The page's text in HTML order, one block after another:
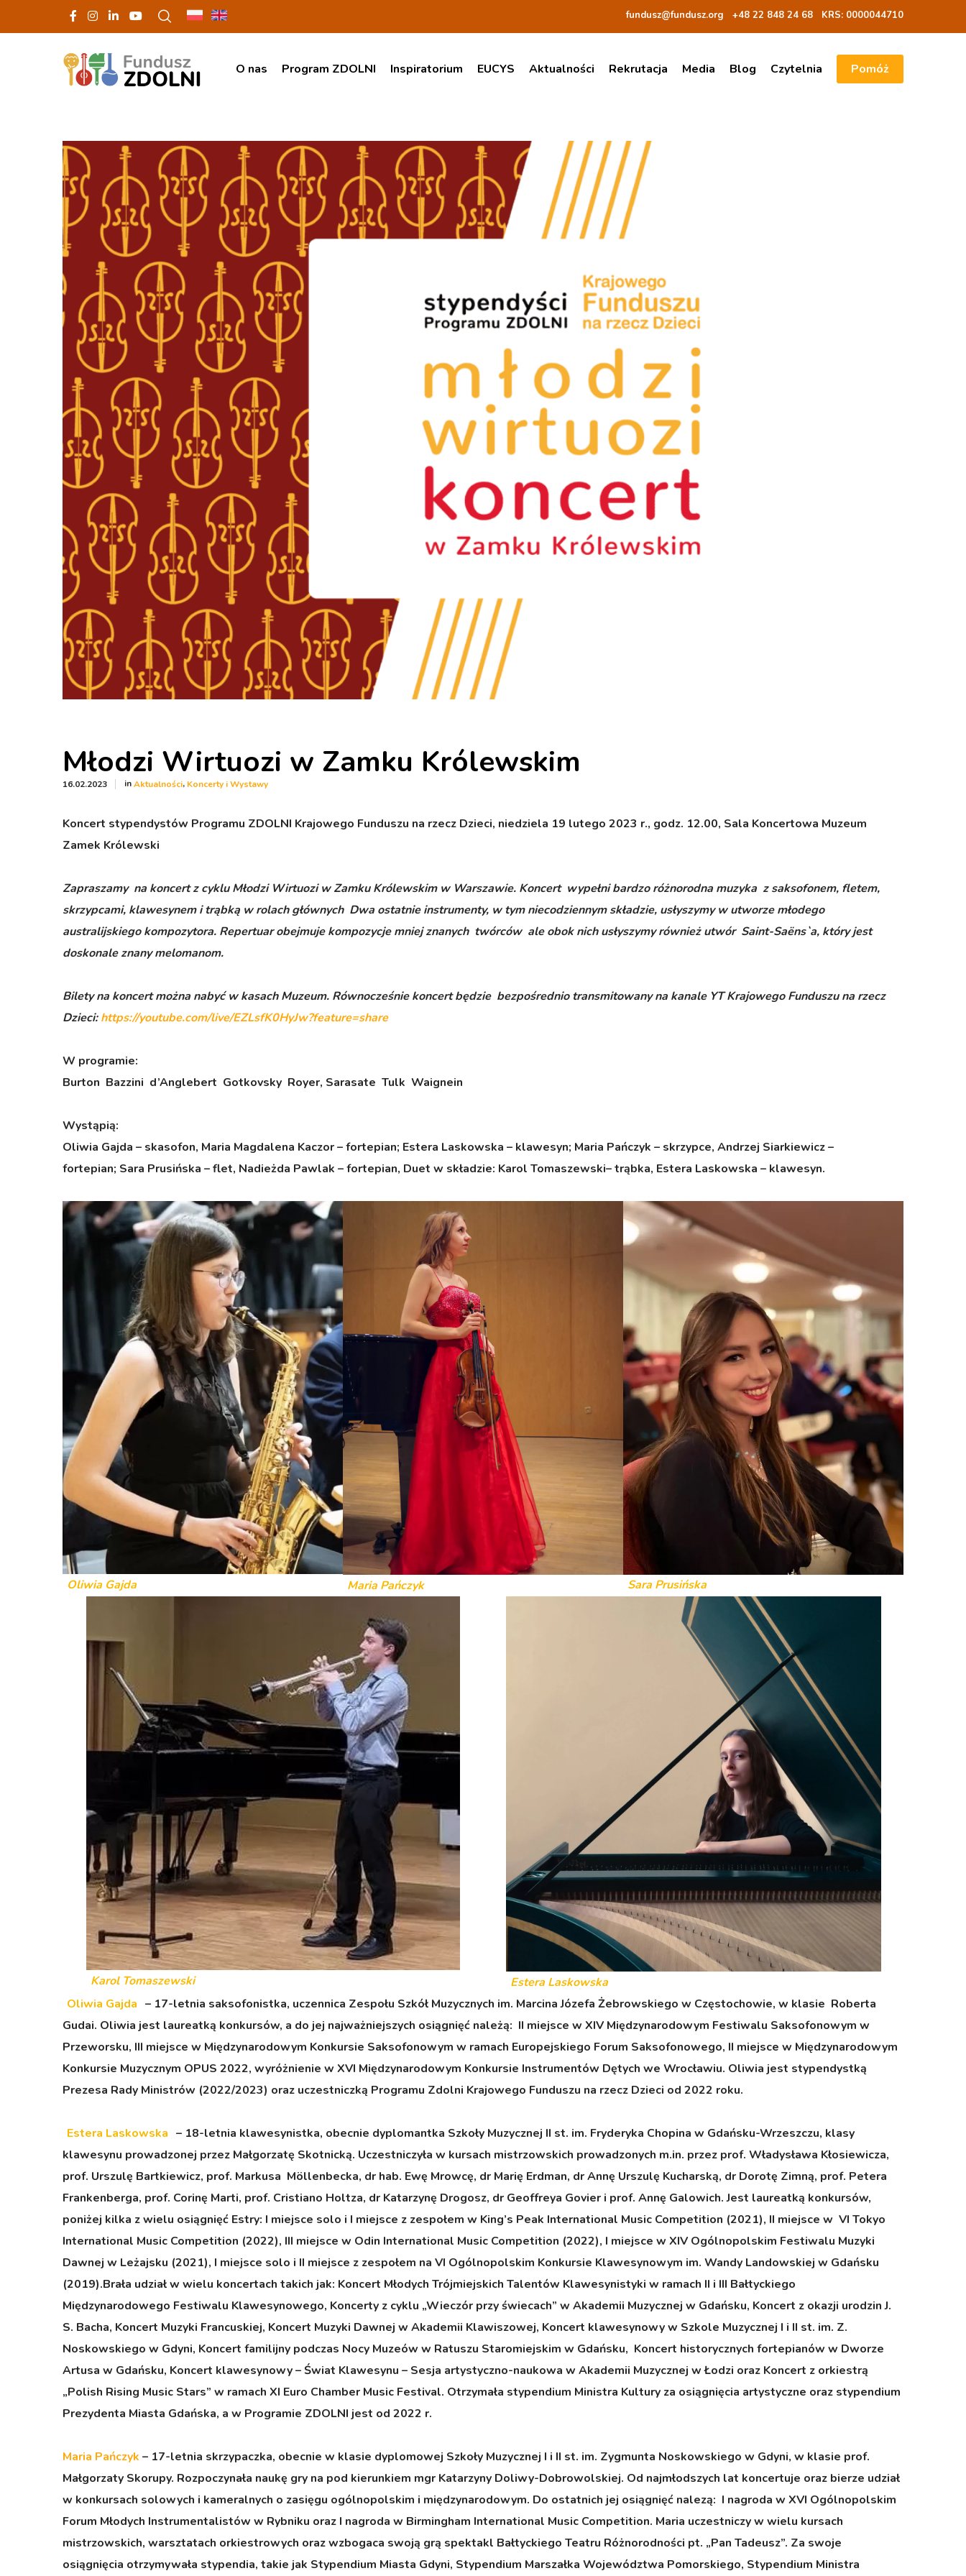
fundusz@fundusz.org +48 22 848 24 68 KRS: 0000044710
O nas Program ZDOLNI Inspiratorium EUCYS Aktualności Rekrutacja Media Blog Czytelnia Pomóż
Młodzi Wirtuozi w Zamku Królewskim
16.02.2023 inAktualności, Koncerty i Wystawy
Koncert stypendystów Programu ZDOLNI Krajowego Funduszu na rzecz Dzieci, niedziela 19 lutego 2023 r., godz. 12.00, Sala Koncertowa Muzeum
Zamek Królewski
Zapraszamy na koncert z cyklu Młodzi Wirtuozi w Zamku Królewskim w Warszawie. Koncert wypełni bardzo różnorodna muzyka z saksofonem, fletem,
skrzypcami, klawesynem i trąbką w rolach głównych Dwa ostatnie instrumenty, w tym niecodziennym składzie, usłyszymy w utworze młodego
australijskiego kompozytora. Repertuar obejmuje kompozycje mniej znanych twórców ale obok nich usłyszymy również utwór Saint-Saëns`a, który jest
doskonale znany melomanom.
Bilety na koncert można nabyć w kasach Muzeum. Równocześnie koncert będzie bezpośrednio transmitowany na kanale YT Krajowego Funduszu na rzecz
Dzieci:https://youtube.com/live/EZLsfK0HyJw?feature=share
W programie:
Burton Bazzini d’Anglebert Gotkovsky Royer, Sarasate Tulk Waignein
Wystąpią:
Oliwia Gajda – skasofon, Maria Magdalena Kaczor – fortepian; Estera Laskowska – klawesyn; Maria Pańczyk – skrzypce, Andrzej Siarkiewicz –
fortepian; Sara Prusińska – flet, Nadieżda Pawlak – fortepian, Duet w składzie: Karol Tomaszewski– trąbka, Estera Laskowska – klawesyn.
Oliwia Gajda Maria Pańczyk Sara Prusińska
Karol Tomaszewski
Estera Laskowska
Oliwia Gajda – 17-letnia saksofonistka, uczennica Zespołu Szkół Muzycznych im. Marcina Józefa Żebrowskiego w Częstochowie, w klasie Roberta
Gudai. Oliwia jest laureatką konkursów, a do jej najważniejszych osiągnięć należą: II miejsce w XIV Międzynarodowym Festiwalu Saksofonowym w
Przeworsku, III miejsce w Międzynarodowym Konkursie Saksofonowym w ramach Europejskiego Forum Saksofonowego, II miejsce w Międzynarodowym
Konkursie Muzycznym OPUS 2022, wyróżnienie w XVI Międzynarodowym Konkursie Instrumentów Dętych we Wrocławiu. Oliwia jest stypendystką
Prezesa Rady Ministrów (2022/2023) oraz uczestniczką Programu Zdolni Krajowego Funduszu na rzecz Dzieci od 2022 roku.
Estera Laskowska – 18-letnia klawesynistka, obecnie dyplomantka Szkoły Muzycznej II st. im. Fryderyka Chopina w Gdańsku-Wrzeszczu, klasy
klawesynu prowadzonej przez Małgorzatę Skotnicką. Uczestniczyła w kursach mistrzowskich prowadzonych m.in. przez prof. Władysława Kłosiewicza,
prof. Urszulę Bartkiewicz, prof. Markusa Möllenbecka, dr hab. Ewę Mrowcę, dr Marię Erdman, dr Annę Urszulę Kucharską, dr Dorotę Zimną, prof. Petera
Frankenberga, prof. Corinę Marti, prof. Cristiano Holtza, dr Katarzynę Drogosz, dr Geoffreya Govier i prof. Annę Galowich. Jest laureatką konkursów,
poniżej kilka z wielu osiągnięć Estry: I miejsce solo i I miejsce z zespołem w King’s Peak International Music Competition (2021), II miejsce w VI Tokyo
International Music Competition (2022), III miejsce w Odin International Music Competition (2022), I miejsce w XIV Ogólnopolskim Festiwalu Muzyki
Dawnej w Leżajsku (2021), I miejsce solo i II miejsce z zespołem na VI Ogólnopolskim Konkursie Klawesynowym im. Wandy Landowskiej w Gdańsku
(2019).Brała udział w wielu koncertach takich jak: Koncert Młodych Trójmiejskich Talentów Klawesynistyki w ramach II i III Bałtyckiego
Międzynarodowego Festiwalu Klawesynowego, Koncerty z cyklu „Wieczór przy świecach” w Akademii Muzycznej w Gdańsku, Koncert z okazji urodzin J.
S. Bacha, Koncert Muzyki Francuskiej, Koncert Muzyki Dawnej w Akademii Klawiszowej, Koncert klawesynowy w Szkole Muzycznej I i II st. im. Z.
Noskowskiego w Gdyni, Koncert familijny podczas Nocy Muzeów w Ratuszu Staromiejskim w Gdańsku, Koncert historycznych fortepianów w Dworze
Artusa w Gdańsku, Koncert klawesynowy – Świat Klawesynu – Sesja artystyczno-naukowa w Akademii Muzycznej w Łodzi oraz Koncert z orkiestrą
„Polish Rising Music Stars” w ramach XI Euro Chamber Music Festival. Otrzymała stypendium Ministra Kultury za osiągnięcia artystyczne oraz stypendium
Prezydenta Miasta Gdańska, a w Programie ZDOLNI jest od 2022 r.
Maria Pańczyk – 17-letnia skrzypaczka, obecnie w klasie dyplomowej Szkoły Muzycznej I i II st. im. Zygmunta Noskowskiego w Gdyni, w klasie prof.
Małgorzaty Skorupy. Rozpoczynała naukę gry na pod kierunkiem mgr Katarzyny Doliwy-Dobrowolskiej. Od najmłodszych lat koncertuje oraz bierze udział
w konkursach solowych i kameralnych o zasięgu ogólnopolskim i międzynarodowym. Do ostatnich jej osiągnięć nalezą: I nagroda w XVI Ogólnopolskim
Forum Młodych Instrumentalistów w Rybniku oraz I nagroda w Birmingham International Music Competition. Maria uczestniczy w wielu kursach
mistrzowskich, warsztatach orkiestrowych oraz wzbogaca swoją grą spektakl Bałtyckiego Teatru Różnorodności pt. „Pan Tadeusz”. Za swoje
osiągnięcia otrzymywała stypendia, takie jak Stypendium Miasta Gdyni, Stypendium Marszałka Województwa Pomorskiego, Stypendium Ministra